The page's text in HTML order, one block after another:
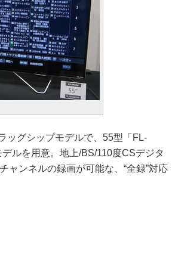
グシップモデルで、55型「FL-
ルを用意。地上/BS/110度CSデジタ
ャンネルの録画が可能な、“全録”対応